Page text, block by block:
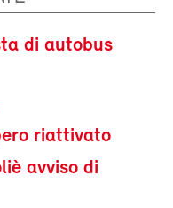
di autobus
riattivato
avviso di